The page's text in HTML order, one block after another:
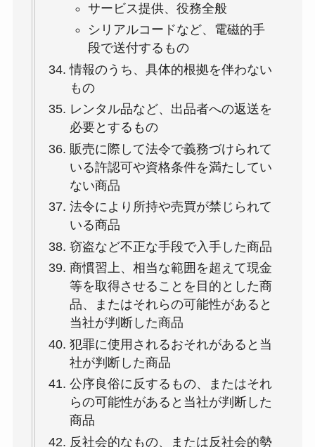
サービス提供、役務全般
シリアルコードなど、電磁的手
段で送付するもの
情報のうち、具体的根拠を伴わない
もの
レンタル品など、出品者への返送を
必要とするもの
販売に際して法令で義務づけられて
いる許認可や資格条件を満たしてい
ない商品
法令により所持や売買が禁じられて
いる商品
窃盗など不正な手段で入手した商品
商慣習上、相当な範囲を超えて現金
等を取得させることを目的とした商
品、またはそれらの可能性があると
当社が判断した商品
犯罪に使用されるおそれがあると当
社が判断した商品
公序良俗に反するもの、またはそれ
らの可能性があると当社が判断した
商品
反社会的なもの、または反社会的勢